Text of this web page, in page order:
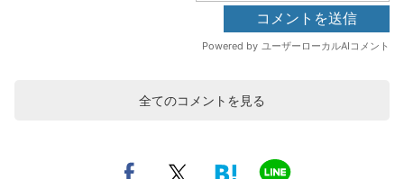
全てのコメントを見る